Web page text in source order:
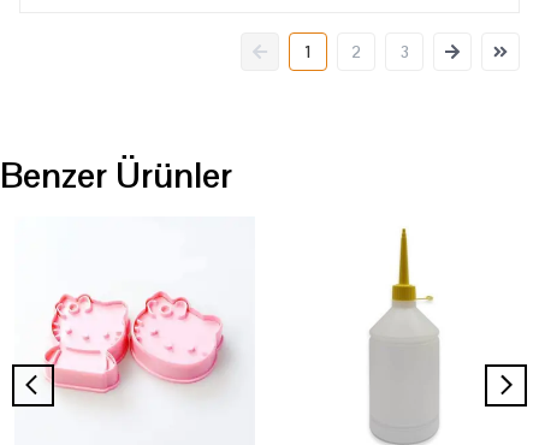
1 2 3
Benzer Ürünler